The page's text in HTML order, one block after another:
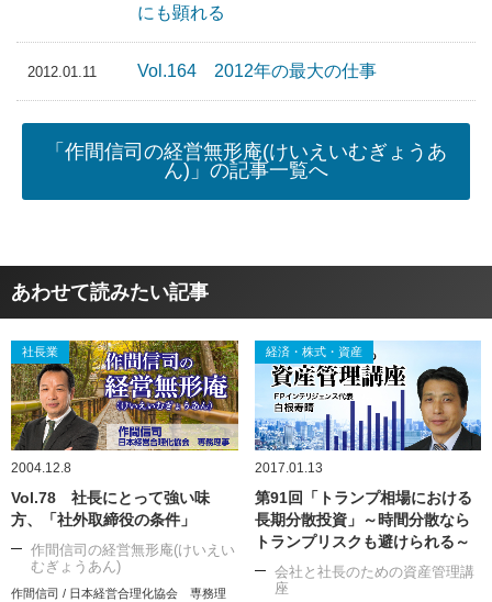
にも顕れる
2012.01.11 Vol.164 2012年の最大の仕事
「作間信司の経営無形庵(けいえいむぎょうあ
ん)」の記事一覧へ
あわせて読みたい記事
社長業
2004.12.8
Vol.78 社長にとって強い味
方、「社外取締役の条件」
作間信司の経営無形庵(けいえい
むぎょうあん)
作間信司 / 日本経営合理化協会 専務理
経済・株式・資産
2017.01.13
第91回「トランプ相場における
長期分散投資」～時間分散なら
トランプリスクも避けられる～
会社と社長のための資産管理講
座